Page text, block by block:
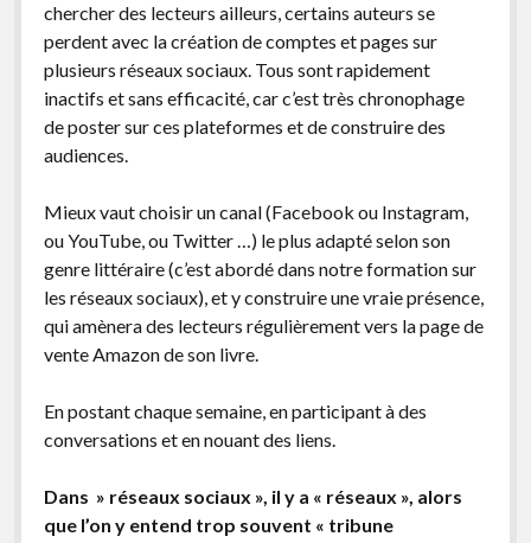
chercher des lecteurs ailleurs, certains auteurs se
perdent avec la création de comptes et pages sur
plusieurs réseaux sociaux. Tous sont rapidement
inactifs et sans efficacité, car c’est très chronophage
de poster sur ces plateformes et de construire des
audiences.
Mieux vaut choisir un canal (Facebook ou Instagram,
ou YouTube, ou Twitter …) le plus adapté selon son
genre littéraire (c’est abordé dans notre formation sur
les réseaux sociaux), et y construire une vraie présence,
qui amènera des lecteurs régulièrement vers la page de
vente Amazon de son livre.
En postant chaque semaine, en participant à des
conversations et en nouant des liens.
Dans » réseaux sociaux », il y a « réseaux », alors
que l’on y entend trop souvent « tribune